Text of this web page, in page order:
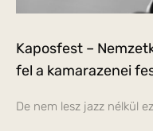
Kaposfest –
fel a kamarazenei
De nem lesz jazz nélkül